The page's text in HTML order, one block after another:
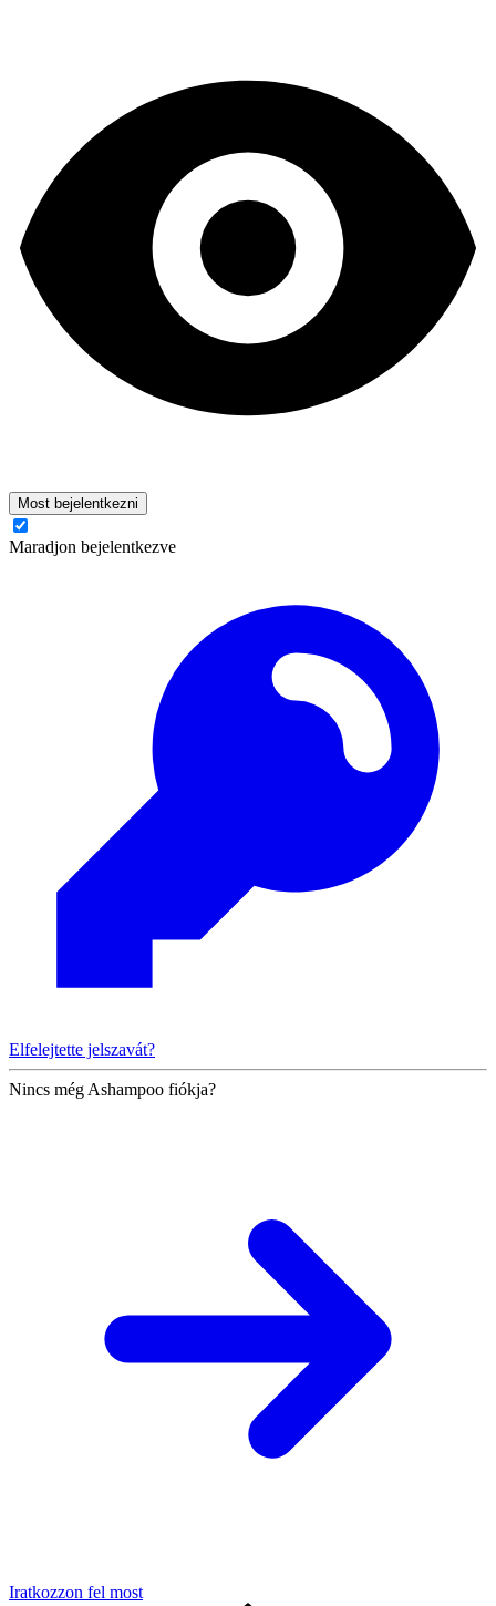
Most bejelentkezni
Maradjon bejelentkezve
Elfelejtette jelszavát?
Nincs még Ashampoo fiókja?
Iratkozzon fel most